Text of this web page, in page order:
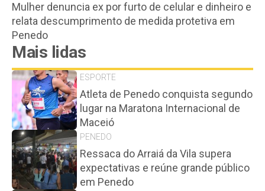
Mulher denuncia ex por furto de celular e dinheiro e
relata descumprimento de medida protetiva em
Penedo
Mais lidas
ESPORTE
Atleta de Penedo conquista segundo
lugar na Maratona Internacional de
Maceió
PENEDO
Ressaca do Arraiá da Vila supera
expectativas e reúne grande público
em Penedo